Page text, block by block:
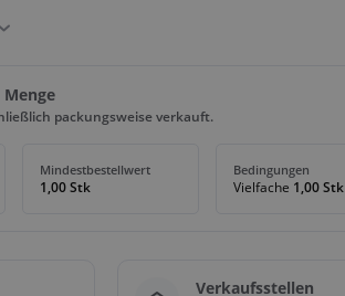
packungsweise verkauft.
Mindestbestellwert
1,00 Stk
Bedingungen
Vielfache 1,00 Stk
Verkaufsstellen